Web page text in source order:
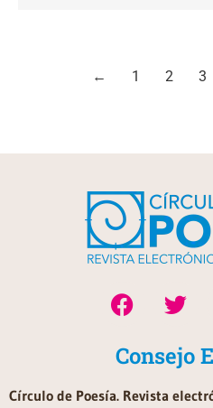
← 1 2 3
Consejo
Círculo de Poesía. Revista